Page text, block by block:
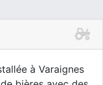
à Varaignes